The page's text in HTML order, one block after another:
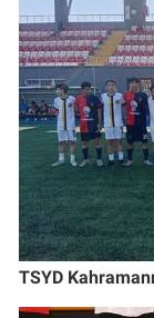
TSYD